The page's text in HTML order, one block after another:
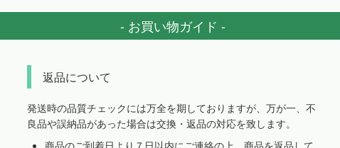
- お買い物ガイド -
返品について
発送時の品質チェックには万全を期しておりますが、万が一、不
良品や誤納品があった場合は交換・返品の対応を致します。